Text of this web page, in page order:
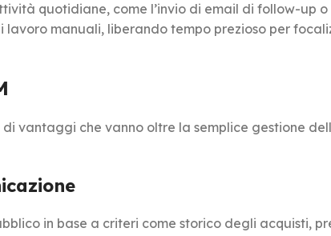
quotidiane, come l’invio di email di follow-up
lavoro manuali, liberando tempo prezioso per
di vantaggi che vanno oltre la semplice gestione
in base a criteri come storico degli acquisti,